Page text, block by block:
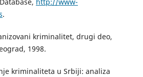
http://www-
.
kriminalitet, drugi deo,
1998.
kriminaliteta u Srbiji: analiza